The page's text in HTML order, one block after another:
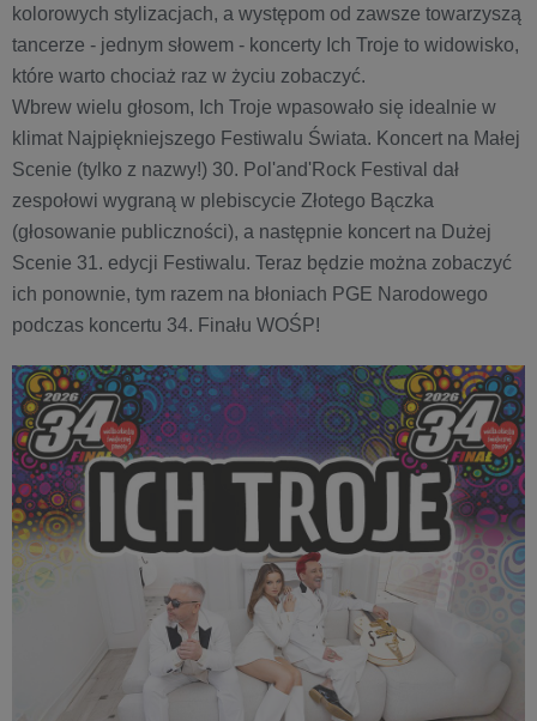
kolorowych stylizacjach, a występom od zawsze towarzyszą
tancerze - jednym słowem - koncerty Ich Troje to widowisko,
które warto chociaż raz w życiu zobaczyć.
Wbrew wielu głosom, Ich Troje wpasowało się idealnie w
klimat Najpiękniejszego Festiwalu Świata. Koncert na Małej
Scenie (tylko z nazwy!) 30. Pol'and'Rock Festival dał
zespołowi wygraną w plebiscycie Złotego Bączka
(głosowanie publiczności), a następnie koncert na Dużej
Scenie 31. edycji Festiwalu. Teraz będzie można zobaczyć
ich ponownie, tym razem na błoniach PGE Narodowego
podczas koncertu 34. Finału WOŚP!